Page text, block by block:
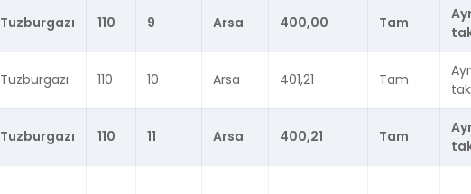
Tuzburgazı 110 9 Arsa 400,00 Tam
Tuzburgazı 110 10 Arsa 401,21 Tam
Tuzburgazı 110 11 Arsa 400,21 Tam